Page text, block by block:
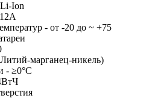
Ion
- от -20 до ~ +75
марганец-никель)
- ≥0°С